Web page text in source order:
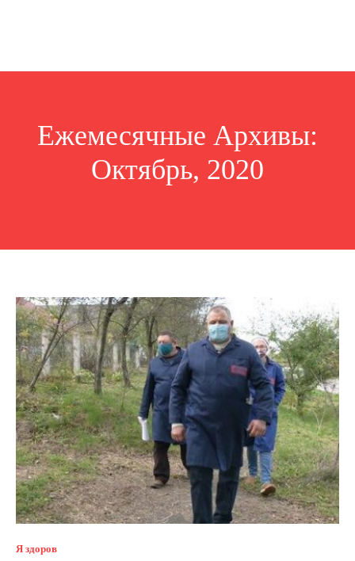
Ежемесячные Архивы:
Октябрь, 2020
Я здоров